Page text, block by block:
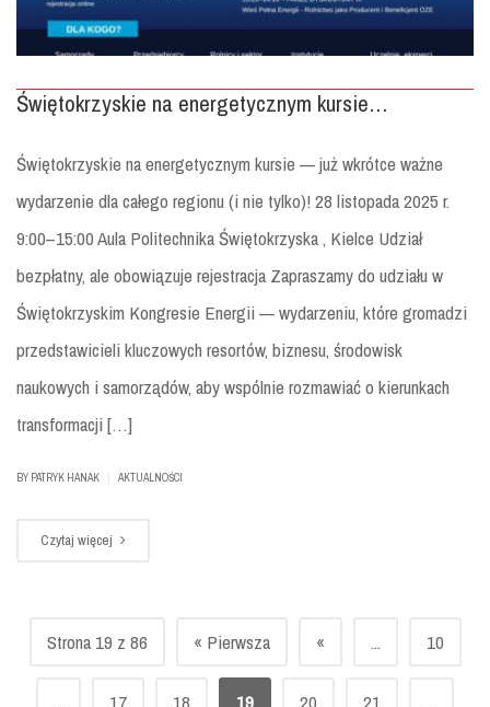
Świętokrzyskie na energetycznym kursie…
Świętokrzyskie na energetycznym kursie — już wkrótce ważne
wydarzenie dla całego regionu (i nie tylko)! 28 listopada 2025 r.
9:00–15:00 Aula Politechnika Świętokrzyska , Kielce Udział
bezpłatny, ale obowiązuje rejestracja Zapraszamy do udziału w
Świętokrzyskim Kongresie Energii — wydarzeniu, które gromadzi
przedstawicieli kluczowych resortów, biznesu, środowisk
naukowych i samorządów, aby wspólnie rozmawiać o kierunkach
transformacji […]
BY PATRYK HANAK AKTUALNOŚCI
Czytaj więcej
Strona 19 z 86 « Pierwsza « ... 10